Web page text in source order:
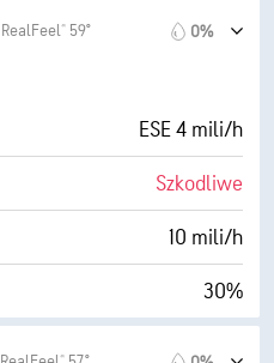
0%
10 mili
30000 stopy
RealFeel® 59° 0%
ESE 4 mili/h
Szkodliwe
10 mili/h
30%